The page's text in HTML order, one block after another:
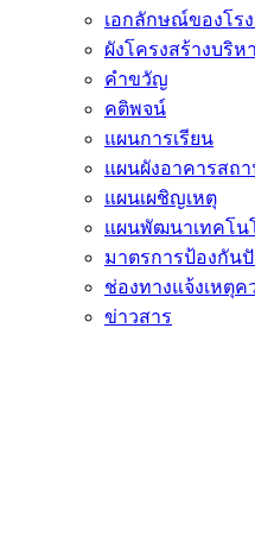
เอกลักษณ์ของโรง
ผังโครงสร้างบริห
คำขวัญ
คติพจน์
แผนการเรียน
แผนผังอาคารสถ
แผนเผชิญเหตุ
แผนพัฒนาเทคโน
มาตรการป้องกัน
ช่องทางแจ้งเหตุ
ข่าวสาร